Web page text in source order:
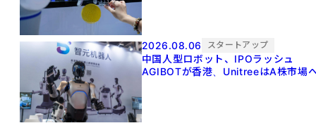
2026.08.06 スタートアップ
中国人型ロボット、IPOラッシュ
AGIBOTが香港、UnitreeはA株市場